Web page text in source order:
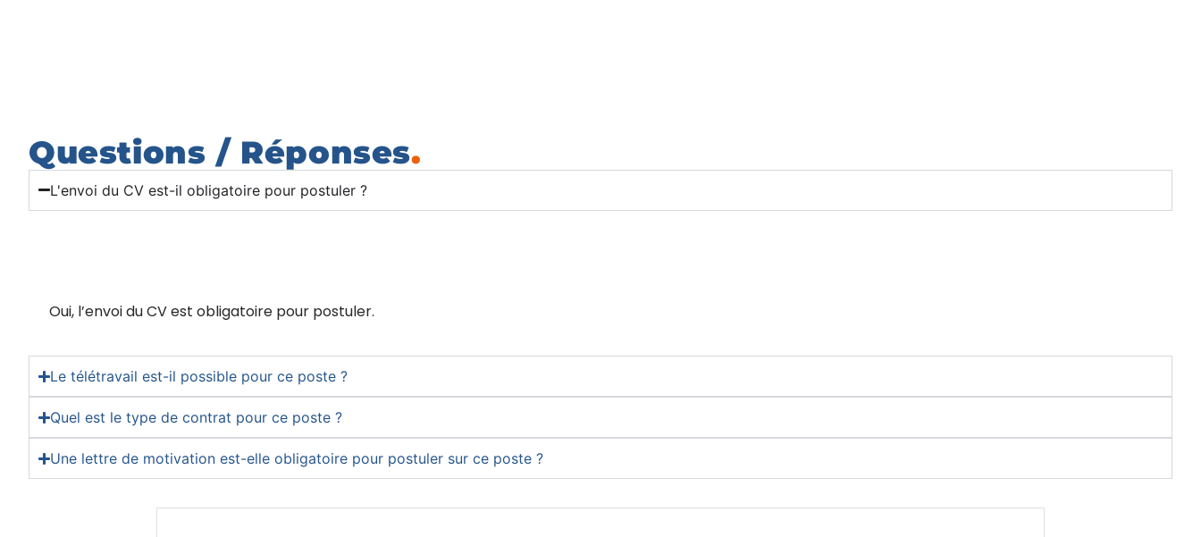
Questions / Réponses.
L'envoi du CV est-il obligatoire pour postuler ?
Oui, l’envoi du CV est obligatoire pour postuler.
Le télétravail est-il possible pour ce poste ?
Quel est le type de contrat pour ce poste ?
Une lettre de motivation est-elle obligatoire pour postuler sur ce poste ?